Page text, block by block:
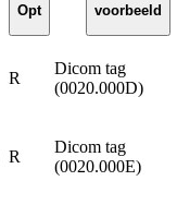
Opt voorbeeld
R
Dicom tag
(0020.000D)
R
Dicom tag
(0020.000E)